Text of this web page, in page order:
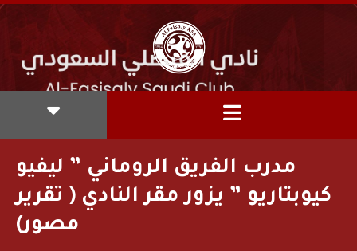
مدرب الفريق الروماني ” ليفيو
كيوبتاريو ” يزور مقر النادي ( تقرير
مصور)